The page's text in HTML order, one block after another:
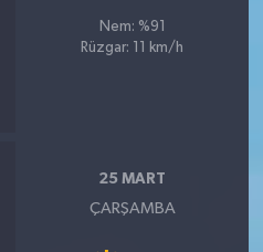
Nem: %91
Rüzgar: 11 km/h
25 MART
ÇARŞAMBA